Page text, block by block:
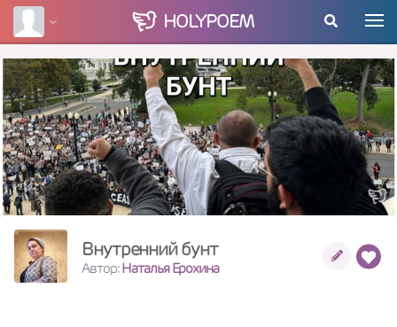
HOLYPOEM
Внутренний бунт
Автор:Наталья Ерохина